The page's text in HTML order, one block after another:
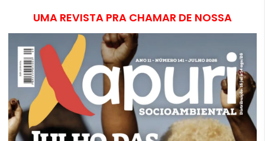
UMA REVISTA PRA CHAMAR DE NOSSA